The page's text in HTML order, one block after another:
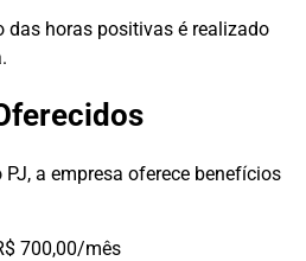
das horas positivas é realizado
a empresa oferece benefícios
700,00/mês